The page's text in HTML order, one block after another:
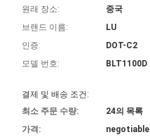
원래 장소:
중국
브랜드 이름:
LU
인증:
DOT-C2
모델 번호:
BLT1100D
결제 및 배송 조건:
최소 주문 수량:
24의 목록
가격:
negotiable